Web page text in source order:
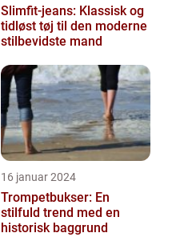
Slimfit-jeans: Klassisk og
tidløst tøj til den moderne
stilbevidste mand
16 januar 2024
Trompetbukser: En
stilfuld trend med en
historisk baggrund